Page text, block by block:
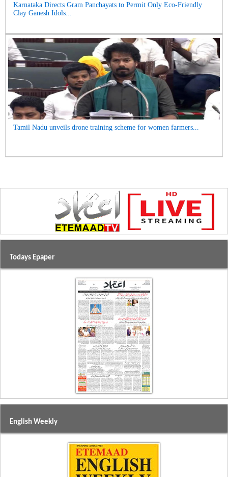
Karnataka Directs Gram Panchayats to Permit Only Eco-Friendly
Clay Ganesh Idols...
Tamil Nadu unveils drone training scheme for women farmers...
Todays Epaper
English Weekly